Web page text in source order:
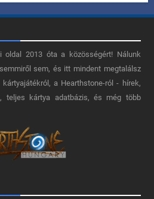
oldal 2013 óta a közösségért! Nálunk
sem, és itt mindent megtalálsz
a Hearthstone-ról - hírek,
teljes kártya adatbázis, és még több